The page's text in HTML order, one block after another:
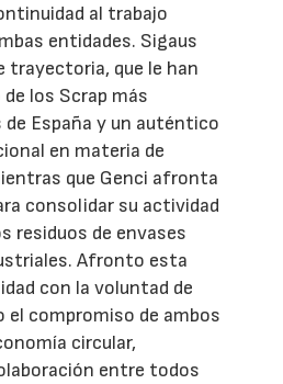
al trabajo
entidades. Sigaus
trayectoria, que le han
los Scrap más
España y un auténtico
en materia de
que Genci afronta
consolidar su actividad
residuos de envases
Afronto esta
con la voluntad de
el compromiso de ambos
circular,
entre todos